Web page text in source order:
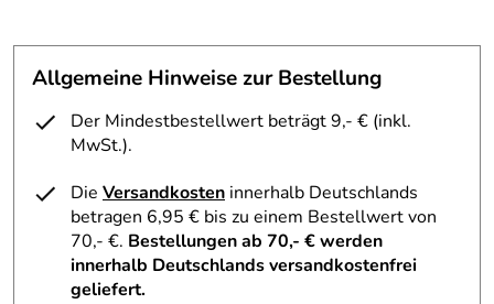
Allgemeine Hinweise zur Bestellung
Der Mindestbestellwert beträgt 9,- € (inkl.
MwSt.).
Die Versandkosten innerhalb Deutschlands
betragen 6,95 € bis zu einem Bestellwert von
70,- €. Bestellungen ab 70,- € werden
innerhalb Deutschlands versandkostenfrei
geliefert.